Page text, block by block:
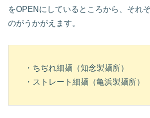
をOPENにしているところから、それ
のがうかがえます。
・ちぢれ細麺（知念製麺所）
・ストレート細麺（亀浜製麺所）